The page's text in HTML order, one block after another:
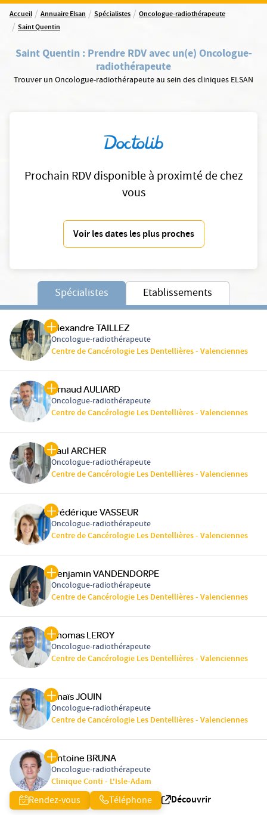
Accueil / Annuaire Elsan / Spécialistes / Oncologue-radiothérapeute
/ Saint Quentin
Saint Quentin: Prendre RDV avec un(e) Oncologue-
radiothérapeute
Trouver un Oncologue-radiothérapeute au sein des cliniques ELSAN
Prochain RDV disponible à proximté de chez
vous
Voir les dates les plus proches
Spécialistes Etablissements
Alexandre TAILLEZ
Oncologue-radiothérapeute
Centre de Cancérologie Les Dentellières - Valenciennes
Arnaud AULIARD
Oncologue-radiothérapeute
Centre de Cancérologie Les Dentellières - Valenciennes
Paul ARCHER
Oncologue-radiothérapeute
Centre de Cancérologie Les Dentellières - Valenciennes
Frédérique VASSEUR
Oncologue-radiothérapeute
Centre de Cancérologie Les Dentellières - Valenciennes
Benjamin VANDENDORPE
Oncologue-radiothérapeute
Centre de Cancérologie Les Dentellières - Valenciennes
Thomas LEROY
Oncologue-radiothérapeute
Centre de Cancérologie Les Dentellières - Valenciennes
Anaïs JOUIN
Oncologue-radiothérapeute
Centre de Cancérologie Les Dentellières - Valenciennes
Antoine BRUNA
Oncologue-radiothérapeute
Clinique Conti - L'Isle-Adam
Rendez-vous Téléphone Découvrir